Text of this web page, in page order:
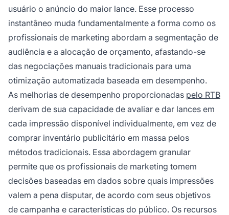
usuário o anúncio do maior lance. Esse processo
instantâneo muda fundamentalmente a forma como os
profissionais de marketing abordam a segmentação de
audiência e a alocação de orçamento, afastando-se
das negociações manuais tradicionais para uma
otimização automatizada baseada em desempenho.
As melhorias de desempenho proporcionadas pelo RTB
derivam de sua capacidade de avaliar e dar lances em
cada impressão disponível individualmente, em vez de
comprar inventário publicitário em massa pelos
métodos tradicionais. Essa abordagem granular
permite que os profissionais de marketing tomem
decisões baseadas em dados sobre quais impressões
valem a pena disputar, de acordo com seus objetivos
de campanha e características do público. Os recursos